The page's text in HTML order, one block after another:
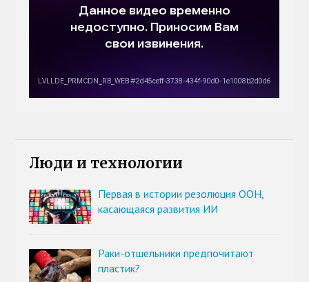
Люди и технологии
Первая в истории резолюция ООН,
касающаяся развития ИИ
Раки-отшельники предпочитают
пластик?